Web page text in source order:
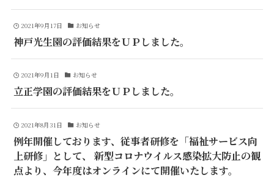
2021年9月17日 お知らせ
神戸光生園の評価結果をＵＰしました。
2021年9月1日 お知らせ
立正学園の評価結果をＵＰしました。
2021年8月31日 お知らせ
例年開催しております、従事者研修を「福祉サービス向
上研修」として、 新型コロナウイルス感染拡大防止の観
点より、今年度はオンラインにて開催いたします。